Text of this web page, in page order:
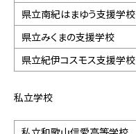
県立南紀はまゆう支援学校
県立みくまの支援学校
県立紀伊コスモス支援学校
私立学校